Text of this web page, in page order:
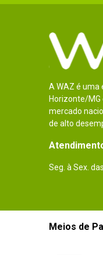
A WAZ é uma
Horizonte/MG
mercado
de alto
Seg. à Sex.
Meios de